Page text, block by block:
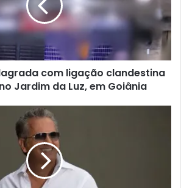
com ligação clandestina
Jardim da Luz, em Goiânia